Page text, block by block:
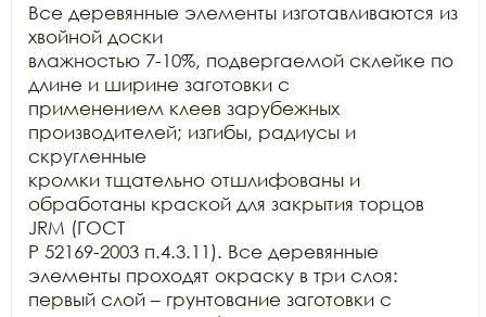
Все деревянные элементы изготавливаются из
хвойной доски
влажностью 7-10%, подвергаемой склейке по
длине и ширине заготовки с
применением клеев зарубежных
производителей; изгибы, радиусы и
скругленные
кромки тщательно отшлифованы и
обработаны краской для закрытия торцов
JRM (ГОСТ
Р 52169-2003 п.4.3.11). Все деревянные
элементы проходят окраску в три слоя:
первый слой – грунтование заготовки с